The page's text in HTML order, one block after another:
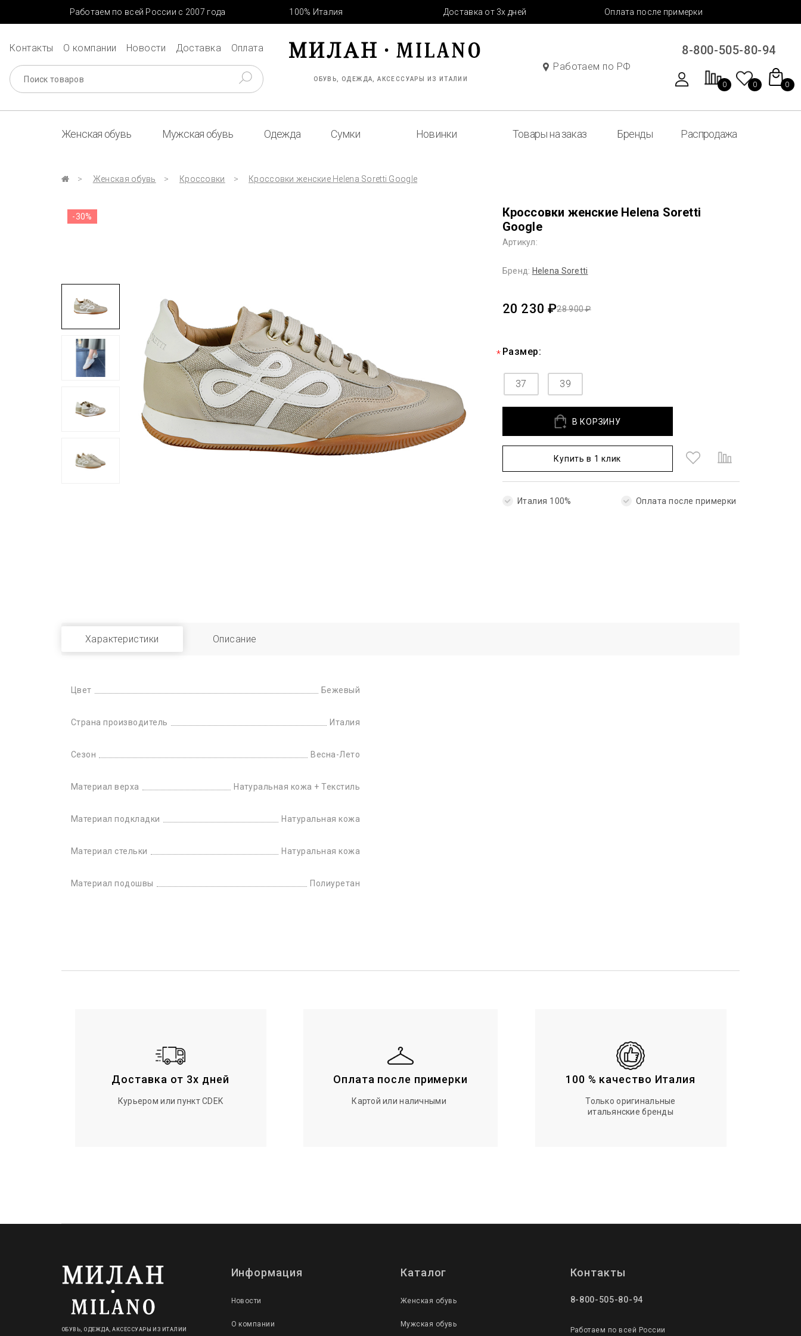
Работаем по всей России с 2007 года 100% Италия Доставка от 3х дней Оплата после примерки
Контакты О компании Новости Доставка Оплата
ОБУВЬ, ОДЕЖДА, АКСЕССУАРЫ ИЗ ИТАЛИИ
Работаем по РФ
8-800-505-80-94
0 0 0
Женская обувь Мужская обувь Одежда Сумки Новинки Товары на заказ Бренды Распродажа
Женская обувь Кроссовки Кроссовки женские Helena Soretti Google
-30%
Кроссовки женские Helena Soretti
Google
Артикул:
Бренд: Helena Soretti
28 900 ₽
20 230 ₽
Размер:
37 39
В КОРЗИНУ
Купить в 1 клик
Италия 100% Оплата после примерки
Характеристики Описание
Цвет Бежевый
Страна производитель Италия
Сезон Весна-Лето
Материал верха Натуральная кожа + Текстиль
Материал подкладки Натуральная кожа
Материал стельки Натуральная кожа
Материал подошвы Полиуретан
Доставка от 3х дней
Курьером или пункт CDEK
Оплата после примерки
Картой или наличными
100 % качество Италия
Только оригинальные
итальянские бренды
ОБУВЬ, ОДЕЖДА, АКСЕССУАРЫ ИЗ ИТАЛИИ
Информация
Новости
О компании
Каталог
Женская обувь
Мужская обувь
Контакты
8-800-505-80-94
Работаем по всей России